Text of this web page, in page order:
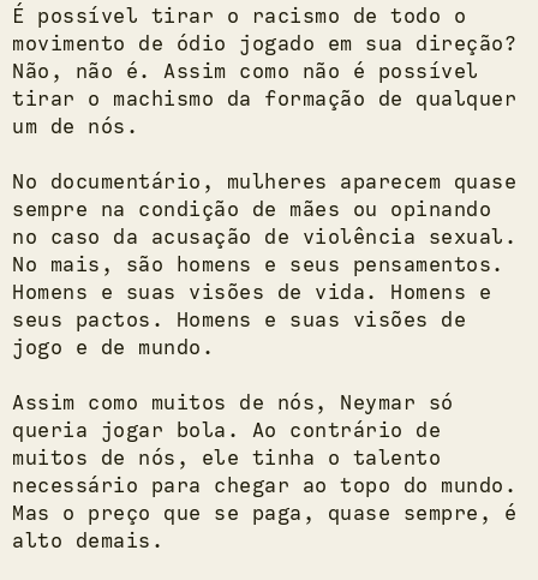
É possível tirar o racismo de todo o
movimento de ódio jogado em sua direção?
Não, não é. Assim como não é possível
tirar o machismo da formação de qualquer
um de nós.
No documentário, mulheres aparecem quase
sempre na condição de mães ou opinando
no caso da acusação de violência sexual.
No mais, são homens e seus pensamentos.
Homens e suas visões de vida. Homens e
seus pactos. Homens e suas visões de
jogo e de mundo.
Assim como muitos de nós, Neymar só
queria jogar bola. Ao contrário de
muitos de nós, ele tinha o talento
necessário para chegar ao topo do mundo.
Mas o preço que se paga, quase sempre, é
alto demais.